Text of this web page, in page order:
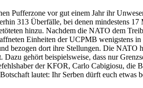
Pufferzone vor gut einem Jahr ihr
313 Überfälle, bei denen mindestens
hinzu. Nachdem die NATO dem
Einheiten der UCPMB wenigstens
bezogen dort ihre Stellungen. Die NATO
gehört beispielsweise, dass nur
der KFOR, Carlo Cabigiosu, die
lautet: Ihr Serben dürft euch etwas